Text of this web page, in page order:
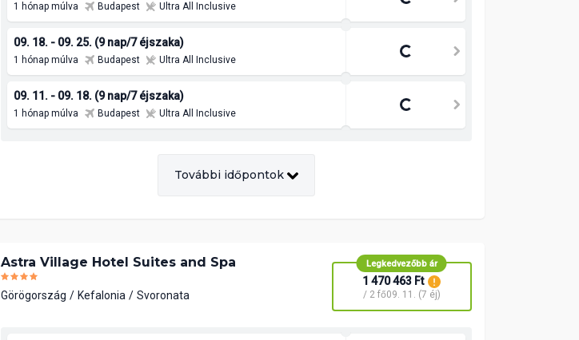
1 hónap múlva Budapest Ultra All Inclusive
09. 18. - 09. 25. (9 nap/7 éjszaka)
1 hónap múlva Budapest Ultra All Inclusive
09. 11. - 09. 18. (9 nap/7 éjszaka)
1 hónap múlva Budapest Ultra All Inclusive
További időpontok
Astra Village Hotel Suites and Spa
Görögország Kefalonia Svoronata
Legkedvezőbb ár
1 470 463 Ft
/ 2 fő09. 11. (7 éj)